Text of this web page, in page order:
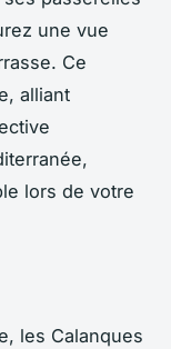
une vue
Ce
alliant
lors de votre
les Calanques